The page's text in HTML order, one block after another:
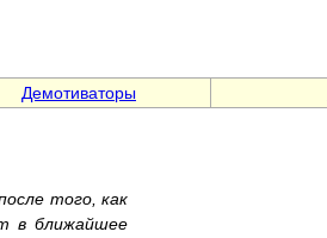
Демотиваторы
того, как
в ближайшее